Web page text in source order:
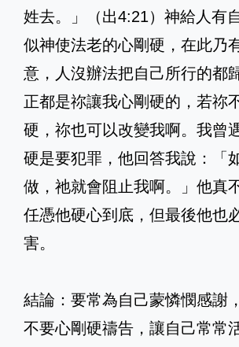
姓去。」（出4:21）神給人有
似神使法老的心剛硬，在此乃
意，人沒辦法把自己所行的都
正都是祢讓我心剛硬的，若祢
硬，祢也可以改變我啊。我曾
硬是要犯罪，他回答我說：「
做，祂就會阻止我啊。」他真
任憑他硬心到底，但最後他也
害。
結論：要常為自己蒙憐憫感謝
不要心剛硬禱告，讓自己常常